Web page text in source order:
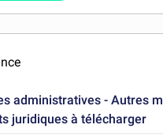
administratives - Autres
juridiques à télécharger